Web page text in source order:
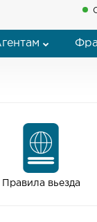
Правила вьезда